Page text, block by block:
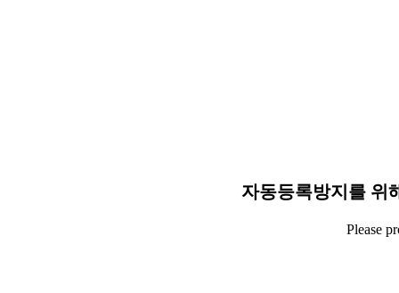
자동등록방지를 위
Please